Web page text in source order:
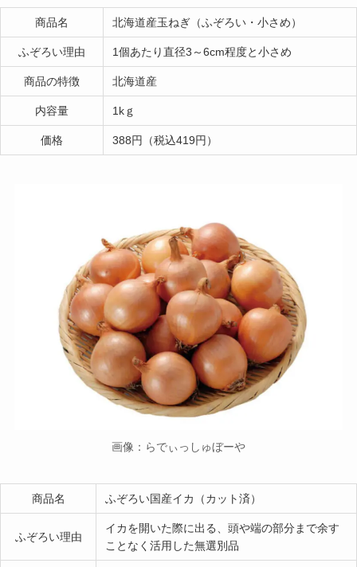
商品名 北海道産玉ねぎ（ふぞろい・小さめ）
ふぞろい理由 1個あたり直径3～6cm程度と小さめ
商品の特徴 北海道産
内容量 1kｇ
価格 388円（税込419円）
画像：らでぃっしゅぼーや
商品名 ふぞろい国産イカ（カット済）
ふぞろい理由
イカを開いた際に出る、頭や端の部分まで余す
ことなく活用した無選別品